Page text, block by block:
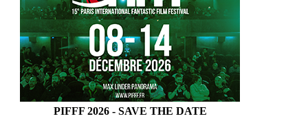
PIFFF 2026 - SAVE THE DATE